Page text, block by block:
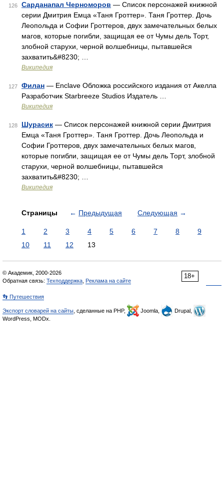
126 Сарданапал Черноморов — Список персонажей книжной
серии Дмитрия Емца «Таня Гроттер». Таня Гроттер. Дочь
Леопольда и Софии Гроттеров, двух замечательных белых
магов, которые погибли, защищая ее от Чумы дель Торт,
злобной старухи, черной волшебницы, пытавшейся
захватить&#8230; …
Википедия
127 Филан — Enclave Обложка российского издания от Акелла
Разработчик Starbreeze Studios Издатель …
Википедия
128 Шурасик — Список персонажей книжной серии Дмитрия
Емца «Таня Гроттер». Таня Гроттер. Дочь Леопольда и
Софии Гроттеров, двух замечательных белых магов,
которые погибли, защищая ее от Чумы дель Торт, злобной
старухи, черной волшебницы, пытавшейся
захватить&#8230; …
Википедия
Страницы ← Предыдущая Следующая →
1 2 3 4 5 6 7 8
9
10
11 12 13
18+
© Академик, 2000-2026
Обратная связь: Техподдержка Реклама на сайте
👣 Путешествия
Экспорт словарей на сайты , сделанные на PHP, Joomla,
Drupal,
WordPress, MODx.